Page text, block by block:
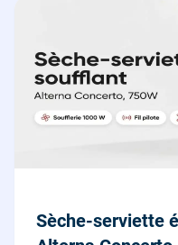
Sèche-serviette